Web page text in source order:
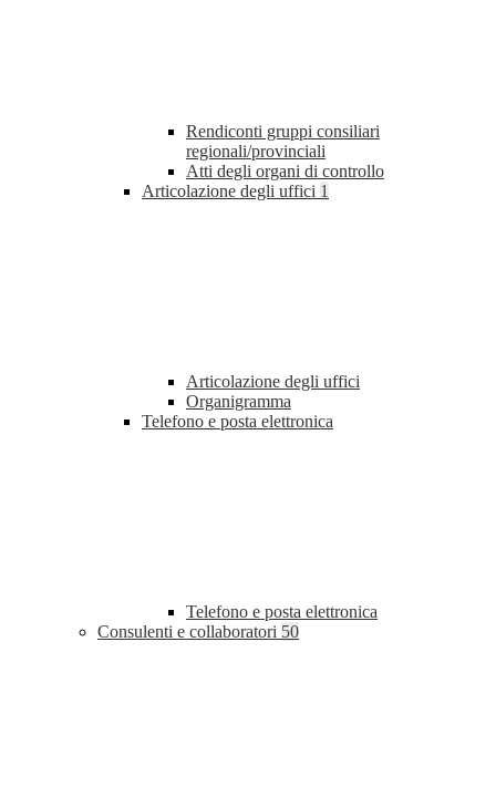
Rendiconti gruppi consiliari
regionali/provinciali
Atti degli organi di controllo
Articolazione degli uffici 1
Articolazione degli uffici
Organigramma
Telefono e posta elettronica
Telefono e posta elettronica
Consulenti e collaboratori 50